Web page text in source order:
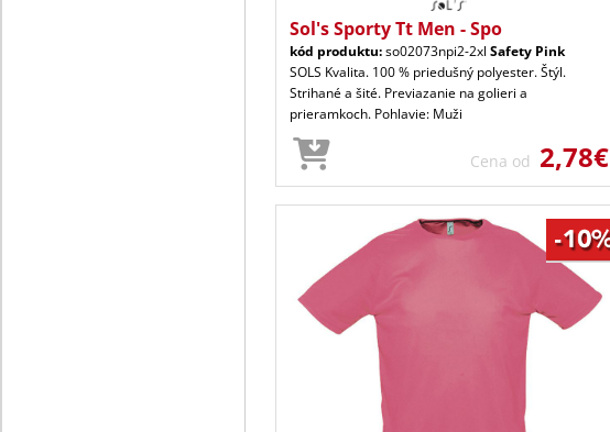
Sol's Sporty Tt Men - Spo
kód produktu:so02073npi2-2xl Safety Pink
SOLS Kvalita. 100 % priedušný polyester. Štýl.
Strihané a šité. Previazanie na golieri a
prieramkoch. Pohlavie: Muži
Cena od 2,78€